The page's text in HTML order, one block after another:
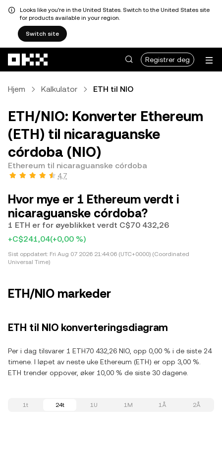
Looks like you're in the United States. Switch to the United States site
for products available in your region.
Switch site
Registrer deg
Hjem Kalkulator ETH til NIO
ETH/NIO: Konverter Ethereum
(ETH) til nicaraguanske
córdoba (NIO)
Ethereum til nicaraguanske córdoba
4,7
Hvor mye er 1 Ethereum verdt i
nicaraguanske córdoba?
1 ETH er for øyeblikket verdt C$70 432,26
+C$241,04(+0,00 %)
Sist oppdatert: Fri Aug 07 2026 21:44:06 (UTC+0000) (Coordinated
Universal Time)
ETH/NIO markeder
ETH til NIO konverteringsdiagram
Per i dag tilsvarer 1 ETH70 432,26 NIO, opp 0,00 % i de siste 24
timene. I løpet av neste uke Ethereum (ETH) er opp 3,00 %.
ETH trender oppover, øker 10,00 % de siste 30 dagene.
1t 24t 1U 1M 1Å 2Å